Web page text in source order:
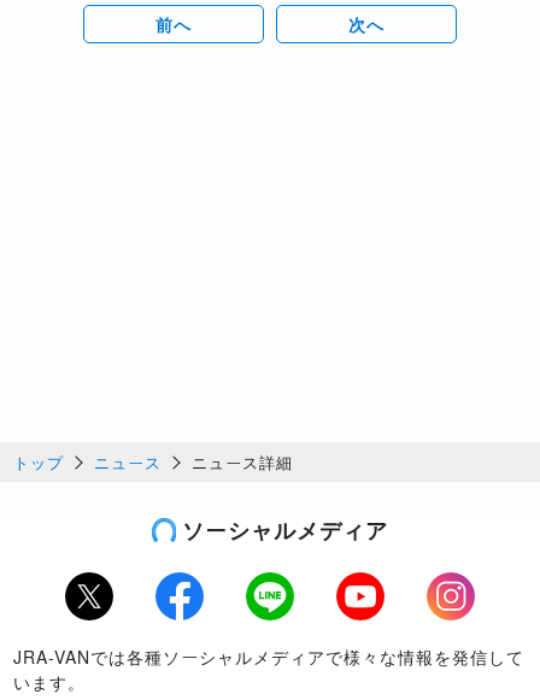
前へ 次へ
トップ ニュース ニュース詳細
ソーシャルメディア
Twitter Facebook LINE Youtube
Instagram
JRA-VANでは各種ソーシャルメディアで様々な情報を発信して
います。